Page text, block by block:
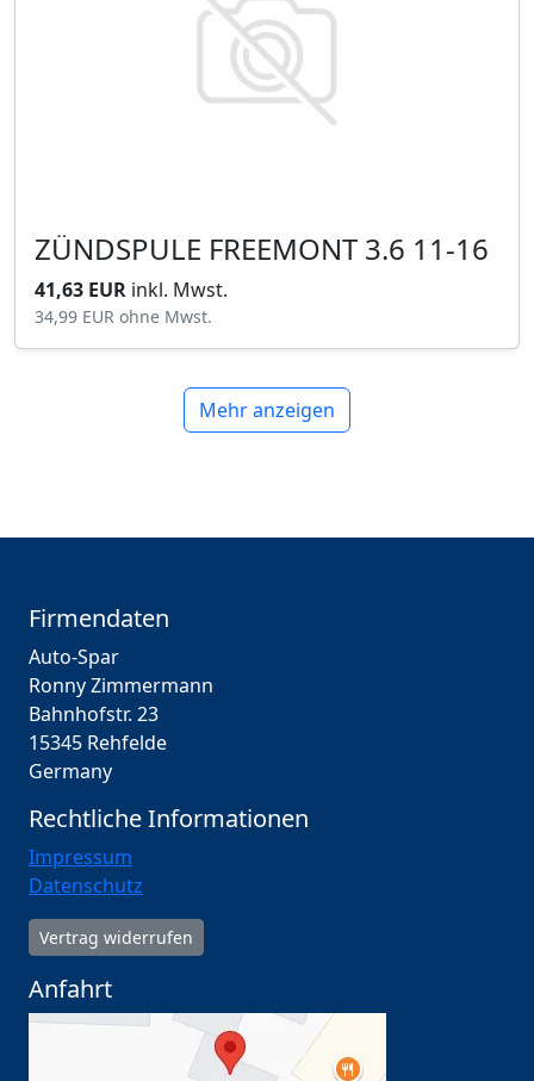
ZÜNDSPULE FREEMONT 3.6 11-16
41,63 EUR inkl. Mwst.
34,99 EUR ohne Mwst.
Mehr anzeigen
Firmendaten
Auto-Spar
Ronny Zimmermann
Bahnhofstr. 23
15345 Rehfelde
Germany
Rechtliche Informationen
Impressum
Datenschutz
Vertrag widerrufen
Anfahrt